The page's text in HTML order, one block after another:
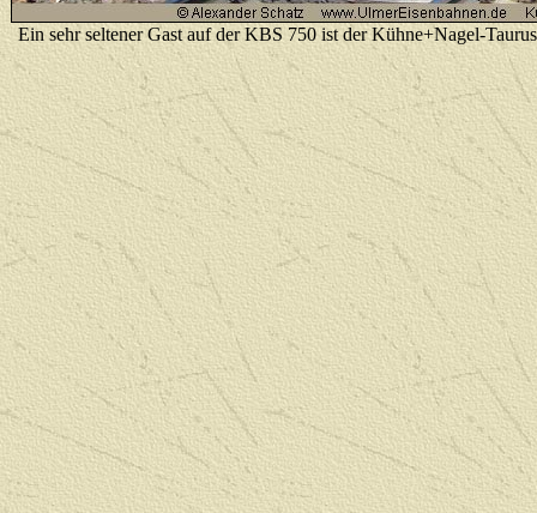
Ein sehr seltener Gast auf der KBS 750 ist der Kühne+Nagel-